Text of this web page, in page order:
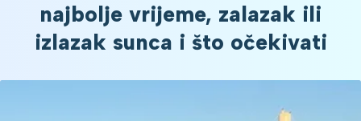
najbolje vrijeme, zalazak ili
izlazak sunca i što očekivati